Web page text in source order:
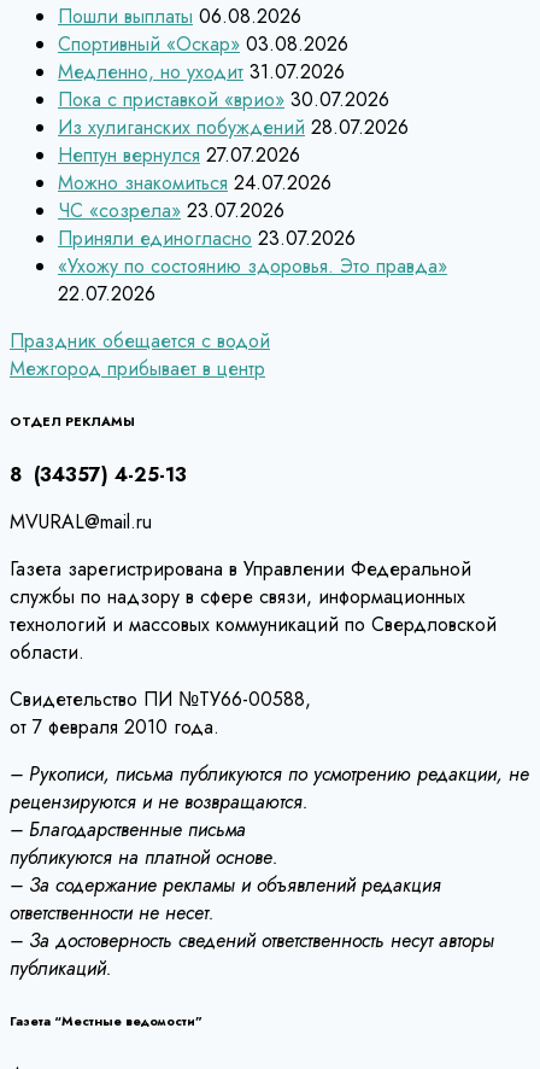
Пошли выплаты 06.08.2026
Спортивный «Оскар» 03.08.2026
Медленно, но уходит 31.07.2026
Пока с приставкой «врио» 30.07.2026
Из хулиганских побуждений 28.07.2026
Нептун вернулся 27.07.2026
Можно знакомиться 24.07.2026
ЧС «созрела» 23.07.2026
Приняли единогласно 23.07.2026
«Ухожу по состоянию здоровья. Это правда»
22.07.2026
Навигация
по
записям
Праздник обещается с водой
Межгород прибывает в центр
ОТДЕЛ РЕКЛАМЫ
8 (34357) 4-25-13
MVURAL@mail.ru
Газета зарегистрирована в Управлении Федеральной
службы по надзору в сфере связи, информационных
технологий и массовых коммуникаций по Свердловской
области.
Свидетельство ПИ №ТУ66-00588,
от 7 февраля 2010 года.
– Рукописи, письма публикуются по усмотрению редакции, не
рецензируются и не возвращаются.
– Благодарственные письма
публикуются на платной основе.
– За содержание рекламы и объявлений редакция
ответственности не несет.
– За достоверность сведений ответственность несут авторы
публикаций.
Газета “Местные ведомости”